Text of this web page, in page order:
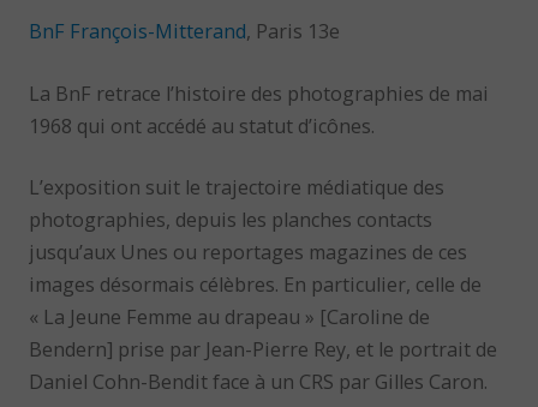
BnF François-Mitterand, Paris 13e
La BnF retrace l’histoire des photographies de mai
1968 qui ont accédé au statut d’icônes.
L’exposition suit le trajectoire médiatique des
photographies, depuis les planches contacts
jusqu’aux Unes ou reportages magazines de ces
images désormais célèbres. En particulier, celle de
« La Jeune Femme au drapeau » [Caroline de
Bendern] prise par Jean-Pierre Rey, et le portrait de
Daniel Cohn-Bendit face à un CRS par Gilles Caron.